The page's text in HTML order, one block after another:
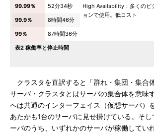
99.99％
52分34秒
High Availability：多くのビ
ョンで使用。低コスト
99.9％
8時間46分
99％
87時間36分
表2 稼働率と停止時間
クラスタを直訳すると「群れ・集団・集合
サーバ・クラスタとはサーバの集合体を意味
へは共通のインターフェイス（仮想サーバ）
あたかも1台のサーバに見せ掛けている。そ
ーバのうち、いずれかのサーバが稼働してい